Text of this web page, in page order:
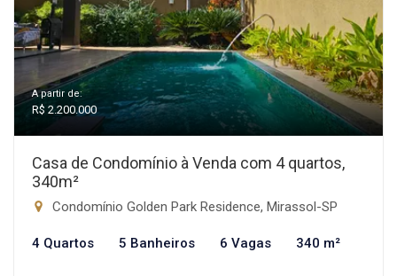
A partir de:
R$ 2.200.000
Casa de Condomínio à Venda com 4 quartos,
340m²
Condomínio Golden Park Residence, Mirassol-SP
4 Quartos 5 Banheiros 6 Vagas 340 m²